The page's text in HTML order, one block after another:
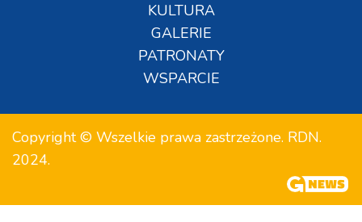
KULTURA
GALERIE
PATRONATY
WSPARCIE
Copyright © Wszelkie prawa zastrzeżone. RDN.
2024.